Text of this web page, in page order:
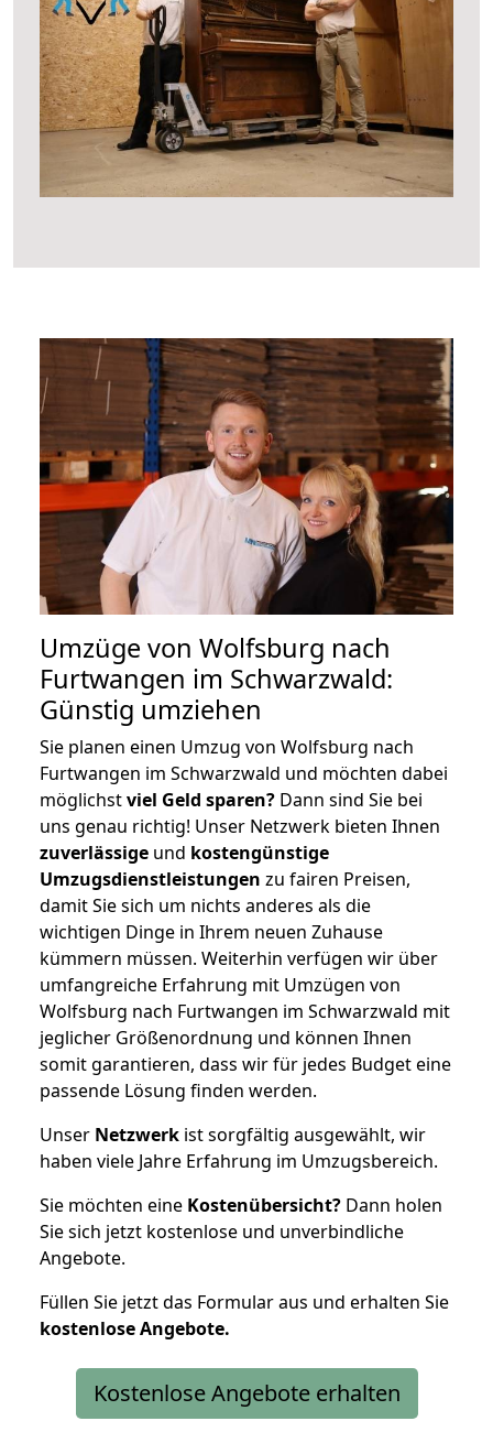
Umzüge von Wolfsburg nach
Furtwangen im Schwarzwald:
Günstig umziehen
Sie planen einen Umzug von Wolfsburg nach
Furtwangen im Schwarzwald und möchten dabei
möglichstviel Geld sparen? Dann sind Sie bei
uns genau richtig! Unser Netzwerk bieten Ihnen
zuverlässige und kostengünstige
Umzugsdienstleistungen zu fairen Preisen,
damit Sie sich um nichts anderes als die
wichtigen Dinge in Ihrem neuen Zuhause
kümmern müssen. Weiterhin verfügen wir über
umfangreiche Erfahrung mit Umzügen von
Wolfsburg nach Furtwangen im Schwarzwald mit
jeglicher Größenordnung und können Ihnen
somit garantieren, dass wir für jedes Budget eine
passende Lösung finden werden.
Unser Netzwerk ist sorgfältig ausgewählt, wir
haben viele Jahre Erfahrung im Umzugsbereich.
Sie möchten eine Kostenübersicht? Dann holen
Sie sich jetzt kostenlose und unverbindliche
Angebote.
Füllen Sie jetzt das Formular aus und erhalten Sie
kostenloseAngebote.
Kostenlose Angebote erhalten